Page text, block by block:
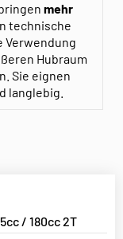
mehr
technische
Verwendung
Hubraum
Sie eignen
langlebig.
/ 180cc 2T